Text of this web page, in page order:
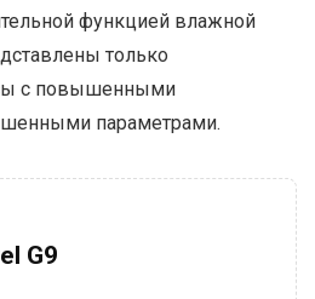
функцией влажной
только
с повышенными
параметрами.
G9